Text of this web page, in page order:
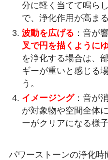
分に軽く当てて鳴ら
で、浄化作用が高ま
波動を広げる ：音が
叉で円を描くように
を浄化する場合は、
ギーが重いと感じる
う。
イメージング：音が
が対象物や空間全体
ーがクリアになる様
パワーストーンの浄化時